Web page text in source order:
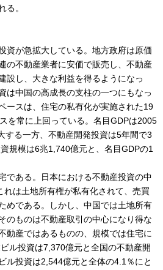
る。
資が急拡大している。地方政府は原価
の不動産業者に安価で販売し、不動産
設し、大きな利益を得るようになっ
は中国の高成長の支柱の一つにもなっ
ースは、住宅の私有化が実施された19
を常に上回っている。名目GDPは2005
する一方、不動産開発投資は5年間で3
規模は6兆1,740億元と、名目GDPの1
である。日本における不動産投資の中
は土地所有権が私有化されて、売買
めである。しかし、中国では土地所有
のものは不動産取引の中心になり得な
動産ではあるものの、規模では住宅に
ル投資は7,370億元と全国の不動産開
ル投資は2,544億元と全体の4.1％にと